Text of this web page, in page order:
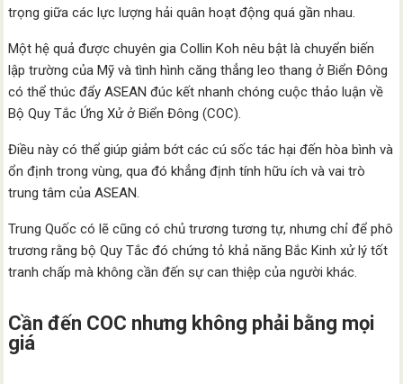
trọng giữa các lực lượng hải quân hoạt động quá gần nhau.
Một hệ quả được chuyên gia Collin Koh nêu bật là chuyển biến
lập trường của Mỹ và tình hình căng thẳng leo thang ở Biển Đông
có thể thúc đẩy ASEAN đúc kết nhanh chóng cuộc thảo luận về
Bộ Quy Tắc Ứng Xử ở Biển Đông (COC).
Điều này có thể giúp giảm bớt các cú sốc tác hại đến hòa bình và
ổn định trong vùng, qua đó khẳng định tính hữu ích và vai trò
trung tâm của ASEAN.
Trung Quốc có lẽ cũng có chủ trương tương tự, nhưng chỉ để phô
trương rằng bộ Quy Tắc đó chứng tỏ khả năng Bắc Kinh xử lý tốt
tranh chấp mà không cần đến sự can thiệp của người khác.
Cần đến COC nhưng không phải bằng mọi
giá